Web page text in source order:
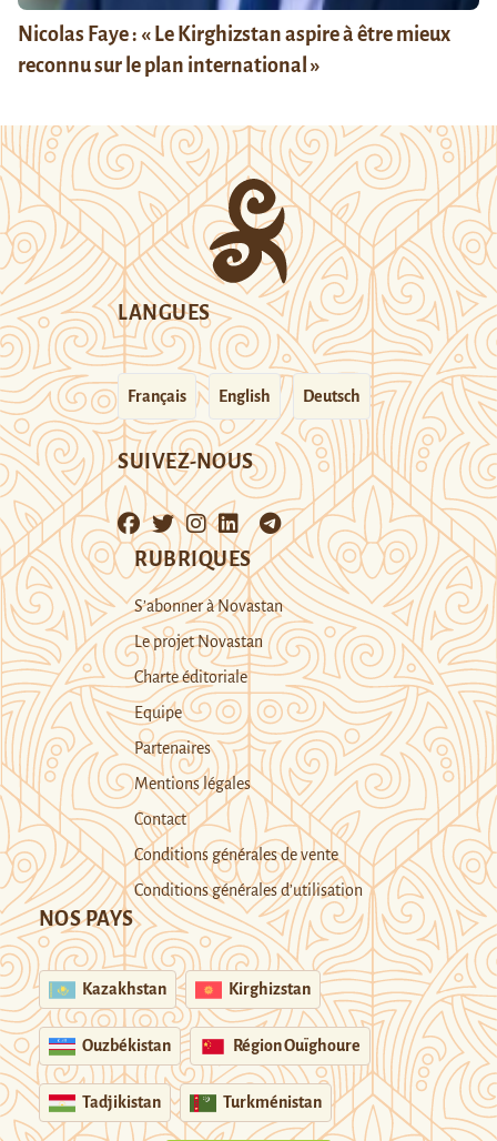
Nicolas Faye : « Le Kirghizstan aspire à être mieux
reconnu sur le plan international »
LANGUES
Français English Deutsch
SUIVEZ-NOUS
RUBRIQUES
S’abonner à Novastan
Le projet Novastan
Charte éditoriale
Equipe
Partenaires
Mentions légales
Contact
Conditions générales de vente
Conditions générales d’utilisation
NOS PAYS
Kazakhstan Kirghizstan
Ouzbékistan Région Ouïghoure
Tadjikistan Turkménistan